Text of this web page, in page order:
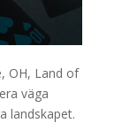
OH, Land of
väga
landskapet.